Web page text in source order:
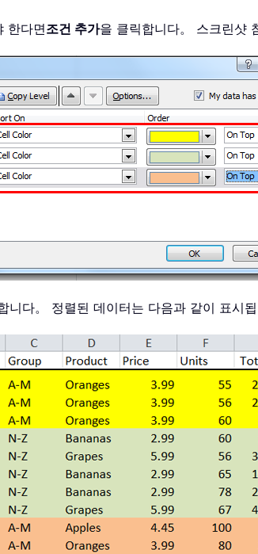
한다면조건 추가을 클릭합니다。 스크린샷
니다。 정렬된 데이터는 다음과 같이 표시됩